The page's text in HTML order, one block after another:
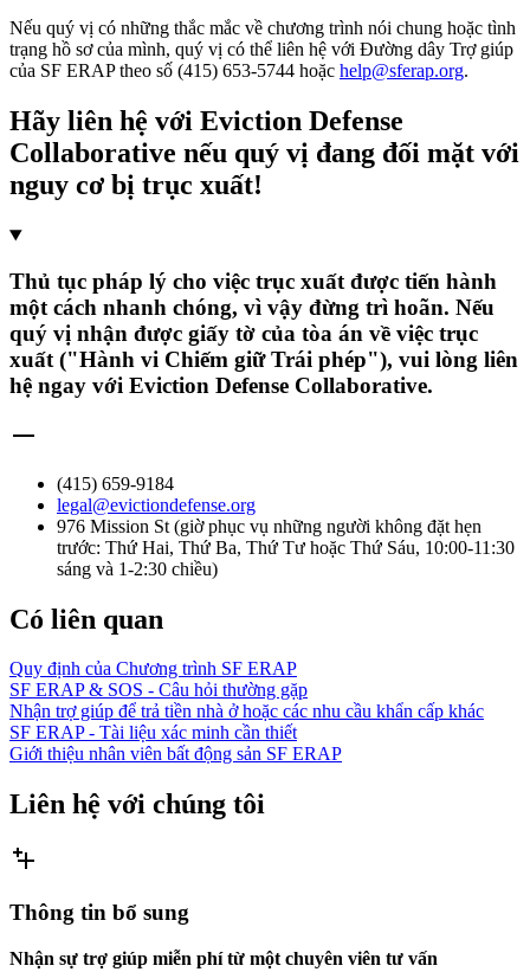
Nếu quý vị có những thắc mắc về chương trình nói chung hoặc tình
trạng hồ sơ của mình, quý vị có thể liên hệ với Đường dây Trợ giúp
của SF ERAP theo số (415) 653-5744 hoặc help@sferap.org.
Hãy liên hệ với Eviction Defense
Collaborative nếu quý vị đang đối mặt với
nguy cơ bị trục xuất!
Thủ tục pháp lý cho việc trục xuất được tiến hành
một cách nhanh chóng, vì vậy đừng trì hoãn. Nếu
quý vị nhận được giấy tờ của tòa án về việc trục
xuất ("Hành vi Chiếm giữ Trái phép"), vui lòng liên
hệ ngay với Eviction Defense Collaborative.
(415) 659-9184
legal@evictiondefense.org
976 Mission St (giờ phục vụ những người không đặt hẹn
trước: Thứ Hai, Thứ Ba, Thứ Tư hoặc Thứ Sáu, 10:00-11:30
sáng và 1-2:30 chiều)
Có liên quan
Quy định của Chương trình SF ERAP
SF ERAP & SOS - Câu hỏi thường gặp
Nhận trợ giúp để trả tiền nhà ở hoặc các nhu cầu khẩn cấp khác
SF ERAP - Tài liệu xác minh cần thiết
Giới thiệu nhân viên bất động sản SF ERAP
Liên hệ với chúng tôi
Thông tin bổ sung
Nhận sự trợ giúp miễn phí từ một chuyên viên tư vấn